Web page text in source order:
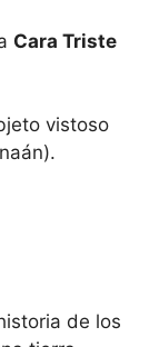
Cara Triste
vistoso
de los